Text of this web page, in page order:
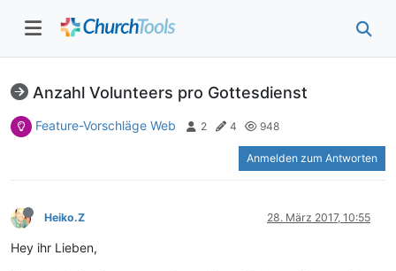
Anzahl Volunteers pro Gottesdienst
Feature-Vorschläge Web 2 4 948
Anmelden zum Antworten
Heiko.Z 28. März 2017, 10:55
Hey ihr Lieben,